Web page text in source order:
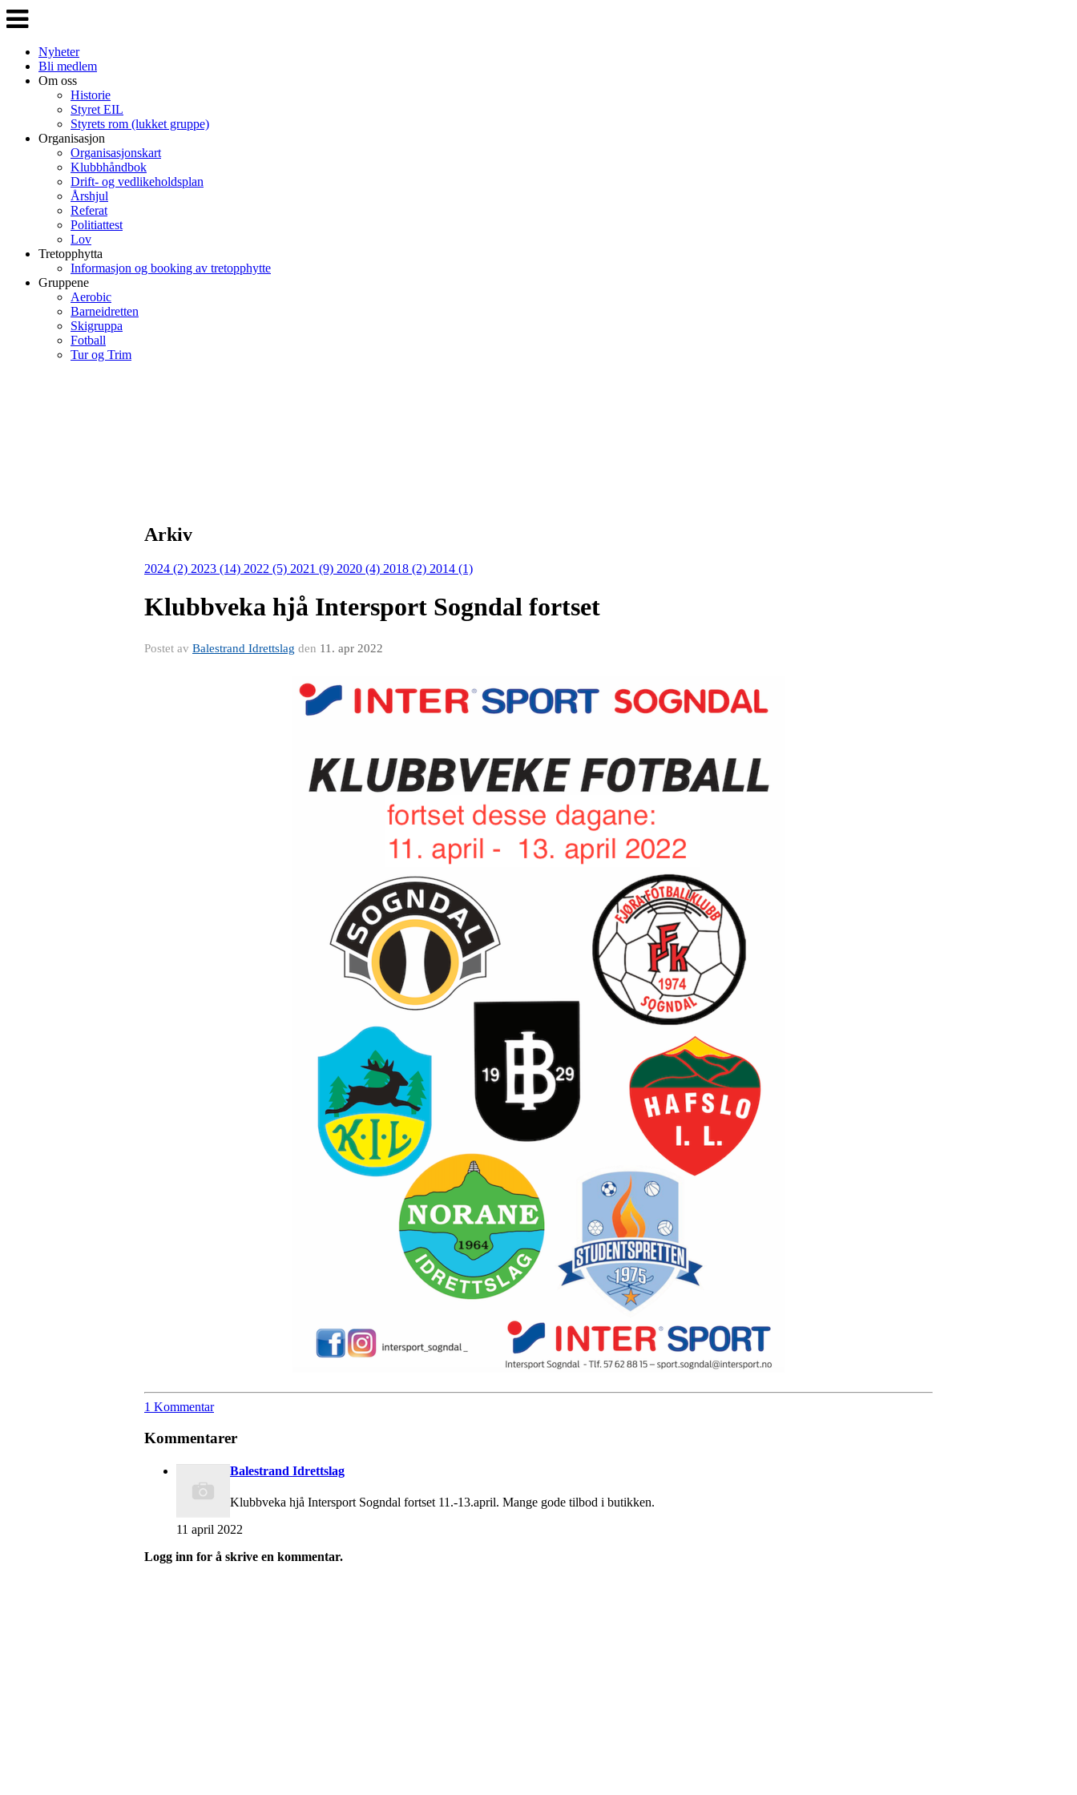
Veksle
navigasjon
Nyheter
Bli medlem
Om oss
Historie
Styret EIL
Styrets rom (lukket gruppe)
Organisasjon
Organisasjonskart
Klubbhåndbok
Drift- og vedlikeholdsplan
Årshjul
Referat
Politiattest
Lov
Tretopphytta
Informasjon og booking av tretopphytte
Gruppene
Aerobic
Barneidretten
Skigruppa
Fotball
Tur og Trim
Arkiv
2024 (2) 2023 (14) 2022 (5) 2021 (9) 2020 (4) 2018 (2) 2014 (1)
Klubbveka hjå Intersport Sogndal fortset
Postet av Balestrand Idrettslag den 11. apr 2022
1 Kommentar
Kommentarer
Balestrand Idrettslag
Klubbveka hjå Intersport Sogndal fortset 11.-13.april. Mange gode tilbod i butikken.
11 april 2022
Logg inn for å skrive en kommentar.